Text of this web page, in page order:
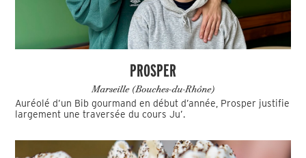
PROSPER
Marseille (Bouches-du-Rhône)
Auréolé d’un Bib gourmand en début d’année, Prosper justifie
largement une traversée du cours Ju’.